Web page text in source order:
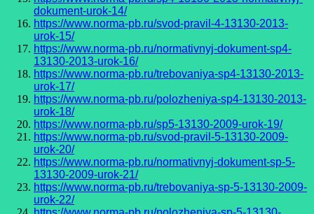
dokument-urok-14/
https://www.norma-pb.ru/svod-pravil-4-13130-2013-
urok-15/
https://www.norma-pb.ru/normativnyj-dokument-sp4-
13130-2013-urok-16/
https://www.norma-pb.ru/trebovaniya-sp4-13130-2013-
urok-17/
https://www.norma-pb.ru/polozheniya-sp4-13130-2013-
urok-18/
https://www.norma-pb.ru/sp5-13130-2009-urok-19/
https://www.norma-pb.ru/svod-pravil-5-13130-2009-
urok-20/
https://www.norma-pb.ru/normativnyj-dokument-sp-5-
13130-2009-urok-21/
https://www.norma-pb.ru/trebovaniya-sp-5-13130-2009-
urok-22/